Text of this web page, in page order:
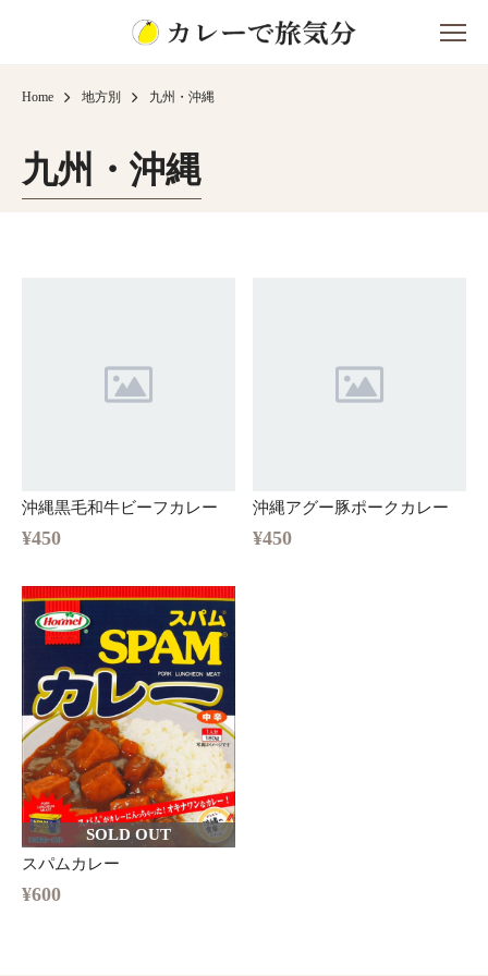
Home 地方別 九州・沖縄
九州・沖縄
沖縄黒毛和牛ビーフカレー
¥450
沖縄アグー豚ポークカレー
¥450
SOLD OUT
スパムカレー
¥600